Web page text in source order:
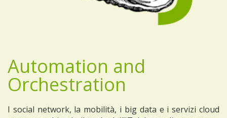
Automation and
Orchestration
I social network, la mobilità, i big data e i servizi cloud